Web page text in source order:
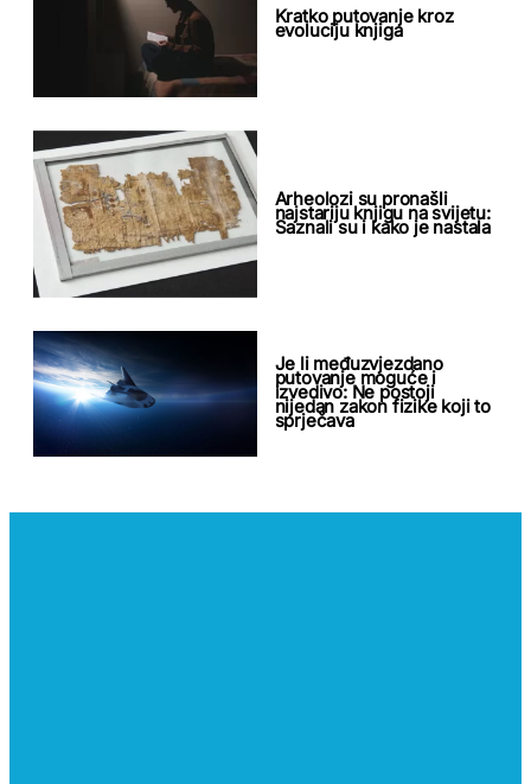
Kratko putovanje kroz
evoluciju knjiga
Arheolozi su pronašli
najstariju knjigu na svijetu:
Saznali su i kako je nastala
Je li međuzvjezdano
putovanje moguće i
izvedivo: Ne postoji
nijedan zakon fizike koji to
sprječava